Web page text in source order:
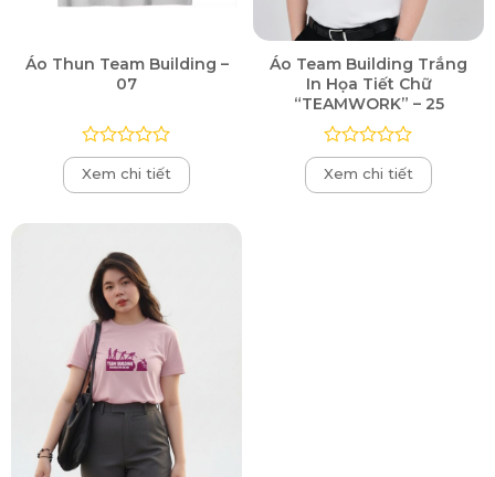
Áo Thun Team Building –
07
Được
xếp
hạng
Xem chi tiết
Áo Team Building Trắng
In Họa Tiết Chữ
“TEAMWORK” – 25
Được
xếp
hạng
Xem chi tiết